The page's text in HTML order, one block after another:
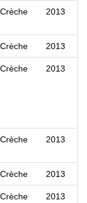
Crèche 2013
Crèche 2013
Crèche 2013
Crèche 2013
Crèche 2013
Crèche 2013